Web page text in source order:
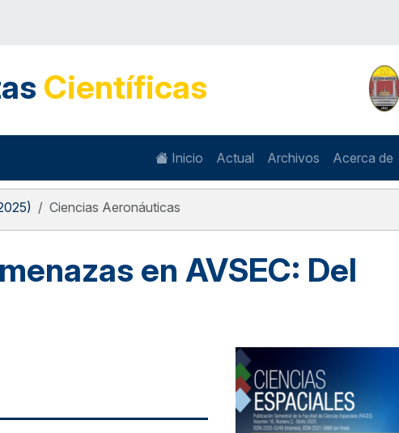
Científicas
Inicio Actual Archivos Acerca de
Ciencias Aeronáuticas
en AVSEC: Del